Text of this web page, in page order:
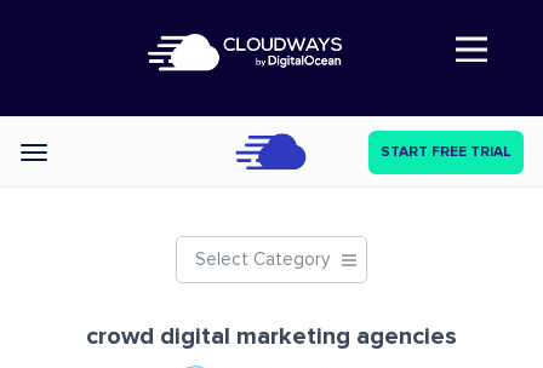
Abre a navegação
Categories START FREE TRIAL
Select Category
crowd digital marketing agencies